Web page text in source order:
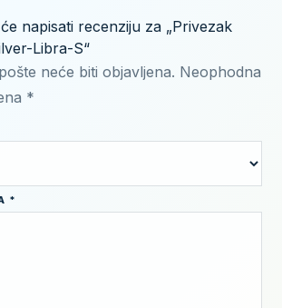
napisati recenziju za „Privezak
Libra-S“
neće biti objavljena. Neophodna
*
*